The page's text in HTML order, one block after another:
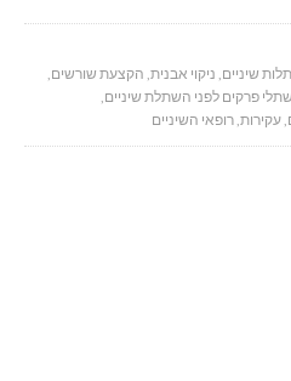
שיניים, ניקוי אבנית, הקצעת שורשים,
פרקים לפני השתלת שיניים,
,עקירות,רופאי השיניים